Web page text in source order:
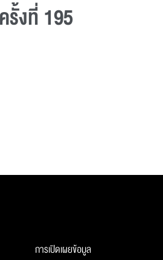
รั้งที่ 195
การเปิดเผยข้อมูล